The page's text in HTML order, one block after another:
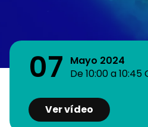
07
Mayo 2024
De 10:00 a10:45
Ver vídeo